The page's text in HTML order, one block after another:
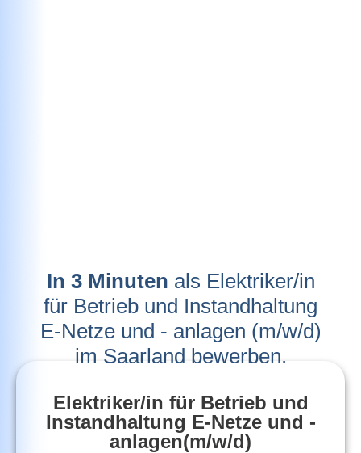
In 3 Minuten als Elektriker/in
für Betrieb und Instandhaltung
E-Netze und - anlagen (m/w/d)
im Saarland bewerben.
Elektriker/in für Betrieb und
Instandhaltung E-Netze und -
anlagen(m/w/d)